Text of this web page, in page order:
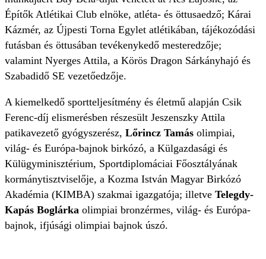
Építők Atlétikai Club elnöke, atléta- és öttusaedző; Kárai
Kázmér, az Újpesti Torna Egylet atlétikában, tájékozódási
futásban és öttusában tevékenykedő mesteredzője;
valamint Nyerges Attila, a Körös Dragon Sárkányhajó és
Szabadidő SE vezetőedzője.
A kiemelkedő sportteljesítmény és életmű alapján Csik
Ferenc-díj elismerésben részesült Jeszenszky Attila
patikavezető gyógyszerész, Lőrincz Tamás olimpiai,
világ- és Európa-bajnok birkózó, a Külgazdasági és
Külügyminisztérium, Sportdiplomáciai Főosztályának
kormánytisztviselője, a Kozma István Magyar Birkózó
Akadémia (KIMBA) szakmai igazgatója; illetve Telegdy-
Kapás Boglárka olimpiai bronzérmes, világ- és Európa-
bajnok, ifjúsági olimpiai bajnok úszó.